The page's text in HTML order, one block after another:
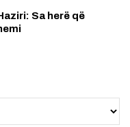
Sa herë që